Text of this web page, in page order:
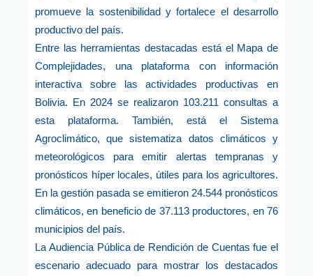
promueve la sostenibilidad y fortalece el desarrollo
productivo del país.
Entre las herramientas destacadas está el Mapa de
Complejidades, una plataforma con información
interactiva sobre las actividades productivas en
Bolivia. En 2024 se realizaron 103.211 consultas a
esta plataforma. También, está el Sistema
Agroclimático, que sistematiza datos climáticos y
meteorológicos para emitir alertas tempranas y
pronósticos híper locales, útiles para los agricultores.
En la gestión pasada se emitieron 24.544 pronósticos
climáticos, en beneficio de 37.113 productores, en 76
municipios del país.
La Audiencia Pública de Rendición de Cuentas fue el
escenario adecuado para mostrar los destacados